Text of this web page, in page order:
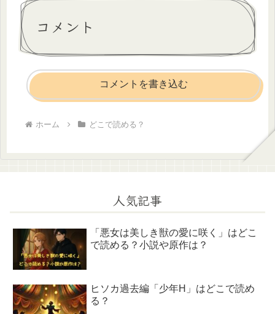
コメント
コメントを書き込む
ホーム どこで読める？
人気記事
「悪女は美しき獣の愛に咲く」はどこ
で読める？小説や原作は？
ヒソカ過去編「少年H」はどこで読め
る？